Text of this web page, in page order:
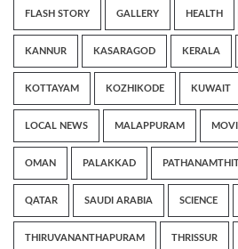
FLASH STORY GALLERY HEALTH
KANNUR KASARAGOD KERALA
KOTTAYAM KOZHIKODE KUWAIT
LOCAL NEWS MALAPPURAM
OMAN PALAKKAD
QATAR SAUDI ARABIA SCIENCE
THIRUVANANTHAPURAM THRISSUR